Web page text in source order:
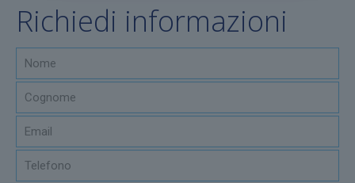
Richiedi informazioni